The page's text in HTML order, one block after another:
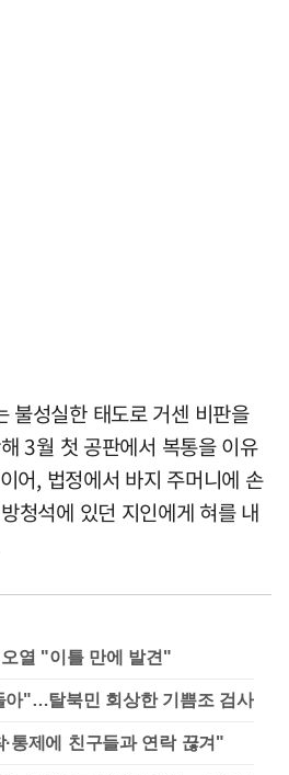
불성실한 태도로 거센 비판을
3월 첫 공판에서 복통을 이유
어, 법정에서 바지 주머니에 손
청석에 있던 지인에게 혀를 내
열 "이틀 만에 발견"
아"…탈북민 회상한 기쁨조 검사
통제에 친구들과 연락 끊겨"